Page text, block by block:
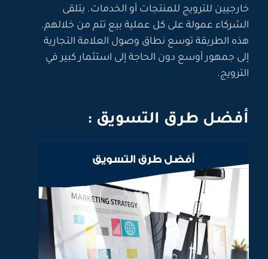
خارجيين للترويج للمنتجات أو الخدمات. يتلقى
الشركاء عمولة على كل عملية بيع تتم من خلالهم.
هذه الطريقة توسع نطاق وصول العلامة التجارية
إلى جمهور أوسع دون الحاجة إلى استثمار كبير في
الترويج.
أفضل طرق التسويق :